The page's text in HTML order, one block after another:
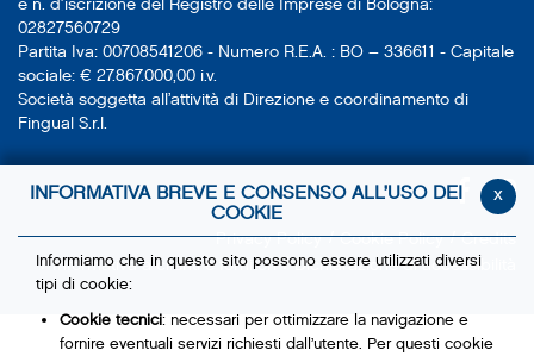
e n. d’iscrizione del Registro delle Imprese di Bologna:
02827560729
Partita Iva: 00708541206 - Numero R.E.A. : BO – 336611 - Capitale
sociale: € 27.867.000,00 i.v.
Società soggetta all’attività di Direzione e coordinamento di
Fingual S.r.l.
Privacy Policy Cookie Policy
Credits
Informativa a clienti e fornitori
Dichiarazione di accessibilità
x
INFORMATIVA BREVE E CONSENSO ALL’USO DEI
COOKIE
Informiamo che in questo sito possono essere utilizzati diversi
tipi di cookie:
Cookie tecnici: necessari per ottimizzare la navigazione e
fornire eventuali servizi richiesti dall’utente. Per questi cookie